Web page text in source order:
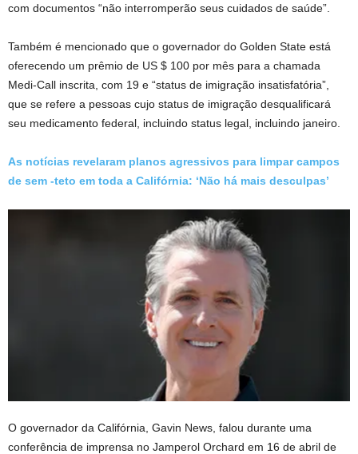
com documentos “não interromperão seus cuidados de saúde”.
Também é mencionado que o governador do Golden State está
oferecendo um prêmio de US $ 100 por mês para a chamada
Medi-Call inscrita, com 19 e “status de imigração insatisfatória”,
que se refere a pessoas cujo status de imigração desqualificará
seu medicamento federal, incluindo status legal, incluindo janeiro.
As notícias revelaram planos agressivos para limpar campos
de sem -teto em toda a Califórnia: ‘Não há mais desculpas’
O governador da Califórnia, Gavin News, falou durante uma
conferência de imprensa no Jamperol Orchard em 16 de abril de